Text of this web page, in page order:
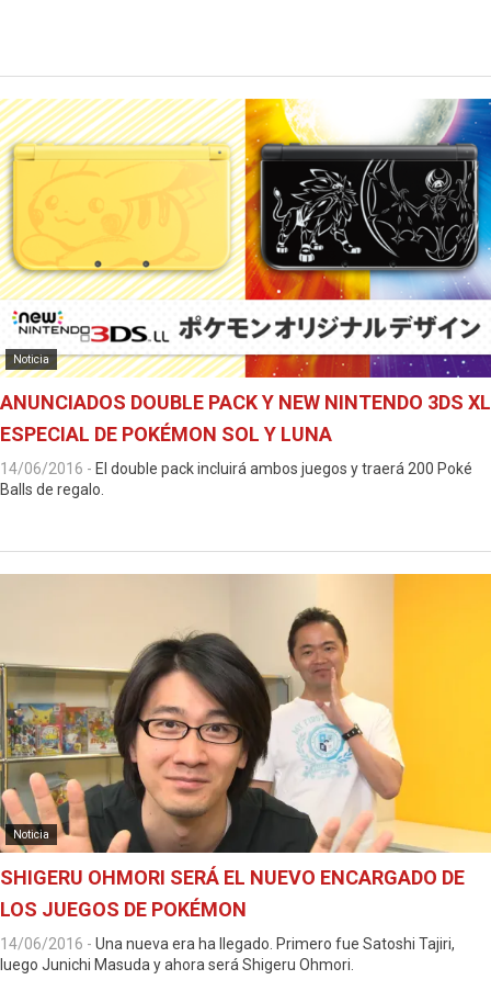
Noticia
ANUNCIADOS DOUBLE PACK Y NEW NINTENDO 3DS XL
ESPECIAL DE POKÉMON SOL Y LUNA
14/06/2016 - El double pack incluirá ambos juegos y traerá 200 Poké
Balls de regalo.
Noticia
SHIGERU OHMORI SERÁ EL NUEVO ENCARGADO DE
LOS JUEGOS DE POKÉMON
14/06/2016 - Una nueva era ha llegado. Primero fue Satoshi Tajiri,
luego Junichi Masuda y ahora será Shigeru Ohmori.